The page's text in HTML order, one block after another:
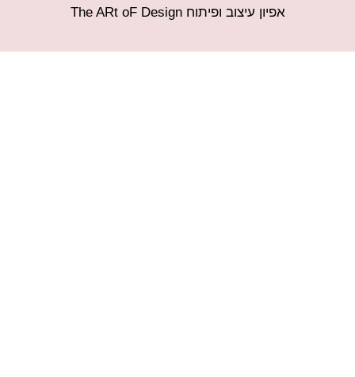
The ARt oF Design אפיון עיצוב ופיתוח